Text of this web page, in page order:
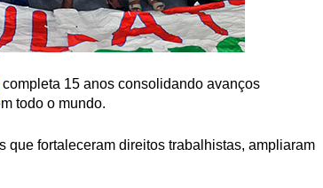
completa 15 anos consolidando avanços
todo o mundo.
que fortaleceram direitos trabalhistas, ampliaram